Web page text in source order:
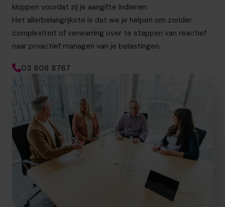
kloppen voordat zij je aangifte indienen.
Het allerbelangrijkste is dat we je helpen om zonder
complexiteit of verwarring over te stappen van reactief
naar proactief managen van je belastingen.
03 808 8767